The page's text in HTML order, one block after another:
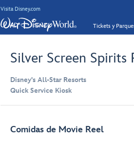
Visita Disney.com
Tickets y
Silver Screen Spirits
Disney's All-Star Resorts
Quick Service Kiosk
Comidas de Movie Reel